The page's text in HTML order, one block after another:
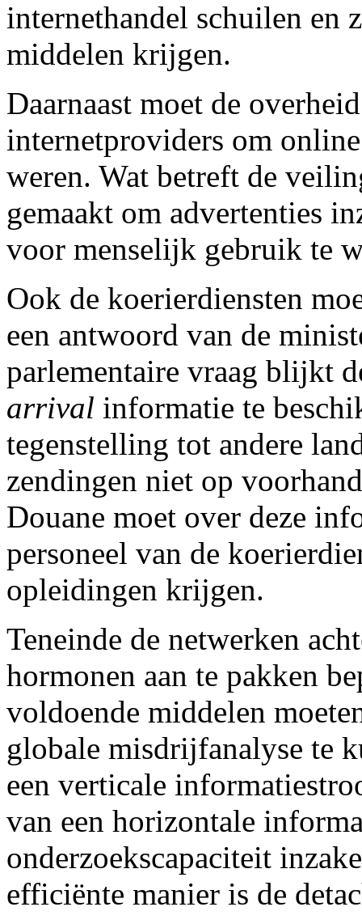
internethandel schuilen en
middelen krijgen.
Daarnaast moet de
internetproviders om
weren. Wat betreft de
gemaakt om advertenties
voor menselijk gebruik te
Ook de koerierdiensten
een antwoord van de
parlementaire vraag blijkt
arrival informatie te
tegenstelling tot andere
zendingen niet op
Douane moet over deze
personeel van de
opleidingen krijgen.
Teneinde de netwerken
hormonen aan te pakken
voldoende middelen
globale misdrijfanalyse te
een verticale
van een horizontale
onderzoekscapaciteit
efficiënte manier is de